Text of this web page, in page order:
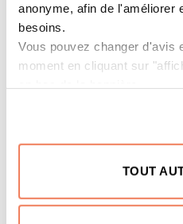
anonyme, afin de l'améliorer
besoins.
Vous pouvez changer d'avis
moment en cliquant sur
cookies ou des
accéder et traiter des
TOUT
Contraseña (requerido)
pouvez nous contacter à